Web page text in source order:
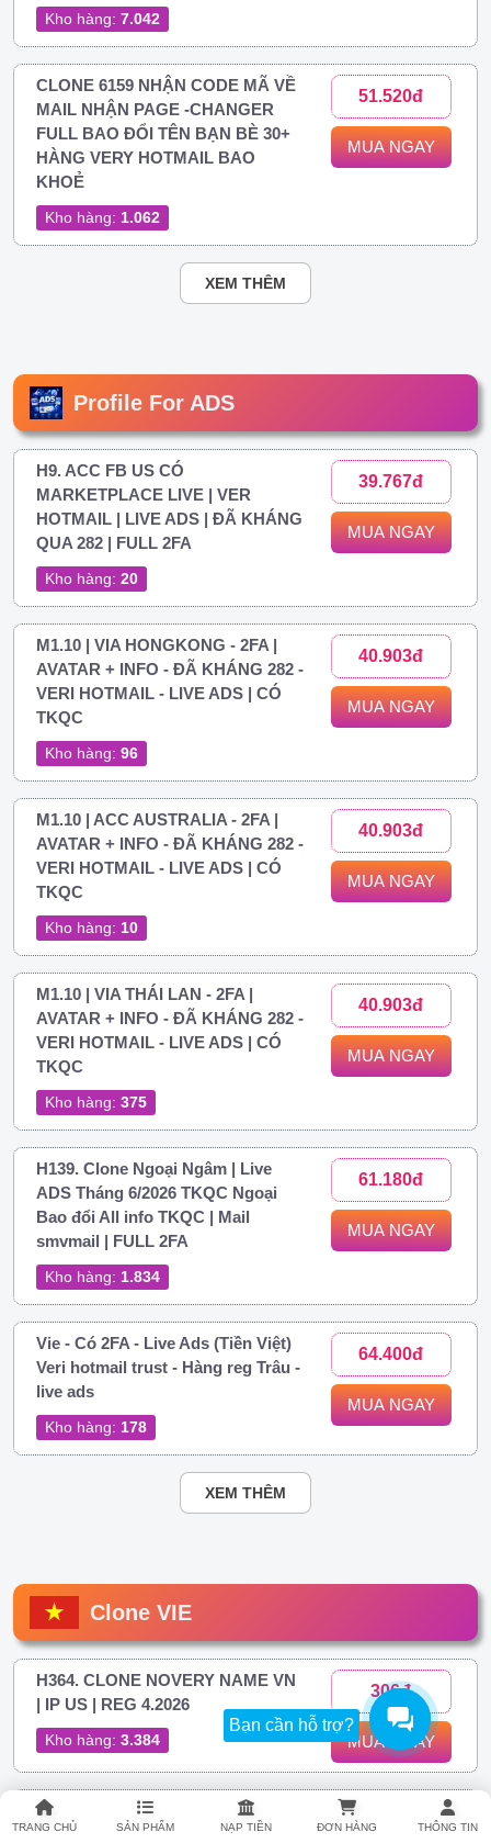
Bạn cần hỗ trợ?
TRANG CHỦ SẢN PHẨM NẠP TIỀN ĐƠN HÀNG THÔNG TIN
Kho hàng: 7.042
CLONE 6159 NHẬN CODE MÃ VỀ
MAIL NHẬN PAGE -CHANGER
FULL BAO ĐỔI TÊN BẠN BÈ 30+
HÀNG VERY HOTMAIL BAO
KHOẺ
Kho hàng: 1.062
51.520đ
MUA NGAY
XEM THÊM
Profile For ADS
H9. ACC FB US CÓ
MARKETPLACE LIVE | VER
HOTMAIL | LIVE ADS | ĐÃ KHÁNG
QUA 282 | FULL 2FA
Kho hàng: 20
39.767đ
MUA NGAY
M1.10 | VIA HONGKONG - 2FA |
AVATAR + INFO - ĐÃ KHÁNG 282 -
VERI HOTMAIL - LIVE ADS | CÓ
TKQC
Kho hàng: 96
40.903đ
MUA NGAY
M1.10 | ACC AUSTRALIA - 2FA |
AVATAR + INFO - ĐÃ KHÁNG 282 -
VERI HOTMAIL - LIVE ADS | CÓ
TKQC
Kho hàng: 10
40.903đ
MUA NGAY
M1.10 | VIA THÁI LAN - 2FA |
AVATAR + INFO - ĐÃ KHÁNG 282 -
VERI HOTMAIL - LIVE ADS | CÓ
TKQC
Kho hàng: 375
40.903đ
MUA NGAY
H139. Clone Ngoại Ngâm | Live
ADS Tháng 6/2026 TKQC Ngoại
Bao đổi All info TKQC | Mail
smvmail | FULL 2FA
Kho hàng: 1.834
61.180đ
MUA NGAY
Vie - Có 2FA - Live Ads (Tiền Việt)
Veri hotmail trust - Hàng reg Trâu -
live ads
Kho hàng: 178
64.400đ
MUA NGAY
XEM THÊM
Clone VIE
H364. CLONE NOVERY NAME VN
| IP US | REG 4.2026
Kho hàng: 3.384
306đ
MUA NGAY
H374. Clone Việt IP Việt Novery |
FULL 2FA
306đ